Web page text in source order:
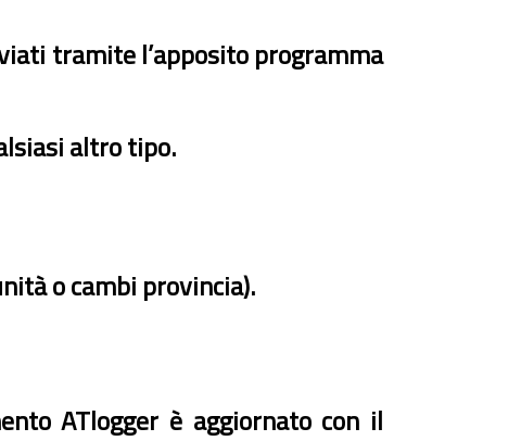
tramite l’apposito programma
altro tipo.
o cambi provincia).
ATlogger è aggiornato con il